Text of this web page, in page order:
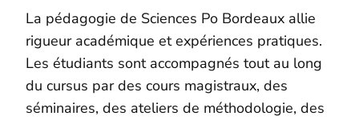
La pédagogie de Sciences Po Bordeaux allie
rigueur académique et expériences pratiques.
Les étudiants sont accompagnés tout au long
du cursus par des cours magistraux, des
séminaires, des ateliers de méthodologie, des